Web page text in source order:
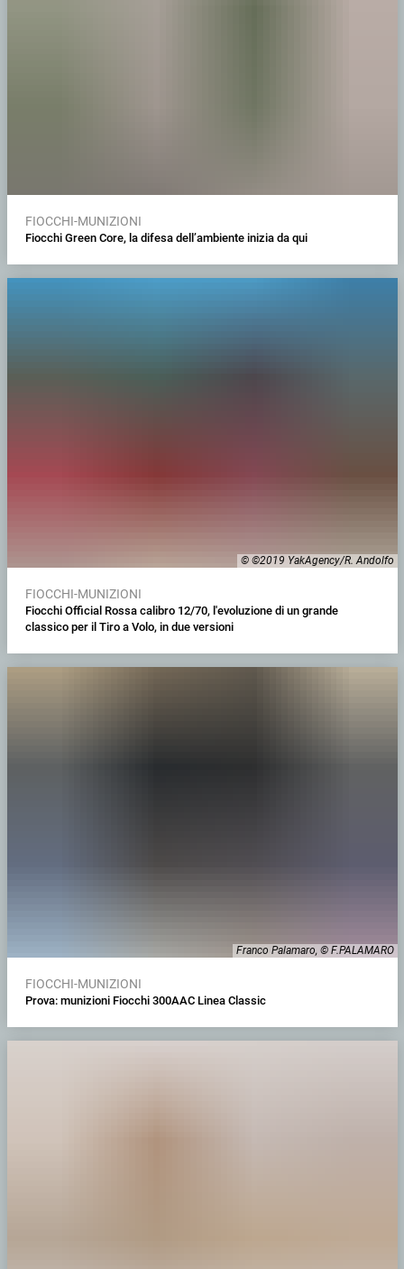
FIOCCHI-MUNIZIONI
Fiocchi Green Core, la difesa dell’ambiente inizia da qui
© ©2019 YakAgency/R. Andolfo
FIOCCHI-MUNIZIONI
Fiocchi Official Rossa calibro 12/70, l'evoluzione di un grande
classico per il Tiro a Volo, in due versioni
Franco Palamaro, © F.PALAMARO
FIOCCHI-MUNIZIONI
Prova: munizioni Fiocchi 300AAC Linea Classic